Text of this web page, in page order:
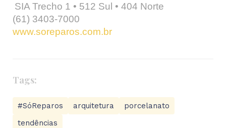
SIA Trecho 1 • 512 Sul • 404 Norte
(61) 3403-7000
www.soreparos.com.br
Tags:
#SóReparos arquitetura
porcelanato
tendências